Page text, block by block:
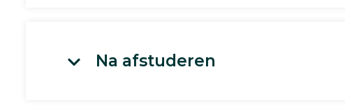
Na afstuderen